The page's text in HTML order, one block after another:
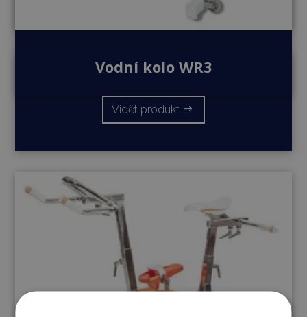
Vodní kolo WR3
Vidět produkt